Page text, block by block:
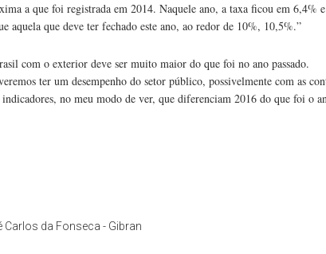
a que foi registrada em 2014. Naquele ano, a taxa ficou em 6,4% e
aquela que deve ter fechado este ano, ao redor de 10%, 10,5%.”
com o exterior deve ser muito maior do que foi no ano passado.
ter um desempenho do setor público, possivelmente com as
no meu modo de ver, que diferenciam 2016 do que foi o
Carlos da Fonseca - Gibran